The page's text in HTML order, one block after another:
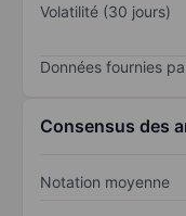
Volatilité (30 jours)
Données fournies
Consensus des
Notation moyenne